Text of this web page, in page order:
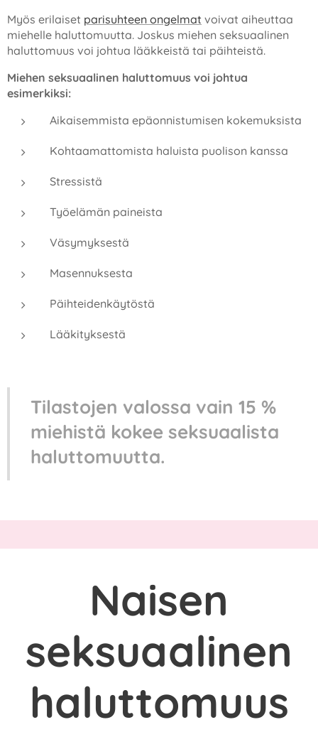
Myös erilaiset parisuhteen ongelmat voivat aiheuttaa
miehelle haluttomuutta. Joskus miehen seksuaalinen
haluttomuus voi johtua lääkkeistä tai päihteistä.
Miehen seksuaalinen haluttomuus voi johtua
esimerkiksi:
Aikaisemmista epäonnistumisen kokemuksista
Kohtaamattomista haluista puolison kanssa
Stressistä
Työelämän paineista
Väsymyksestä
Masennuksesta
Päihteidenkäytöstä
Lääkityksestä
Tilastojen valossa vain 15 %
miehistä kokee seksuaalista
haluttomuutta.
Naisen
seksuaalinen
haluttomuus